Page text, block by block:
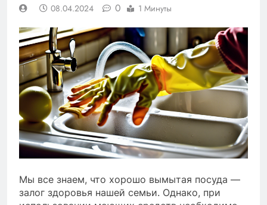
08.04.2024 0 1 Минуты
Мы все знаем, что хорошо вымытая посуда —
залог здоровья нашей семьи. Однако, при